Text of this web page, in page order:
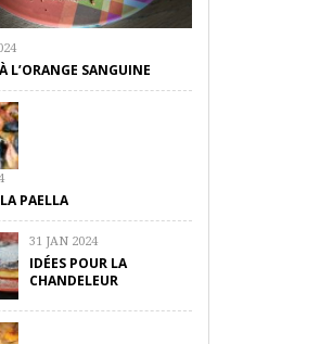
L’ORANGE SANGUINE
PAELLA
31 JAN 2024
IDÉES POUR LA
CHANDELEUR